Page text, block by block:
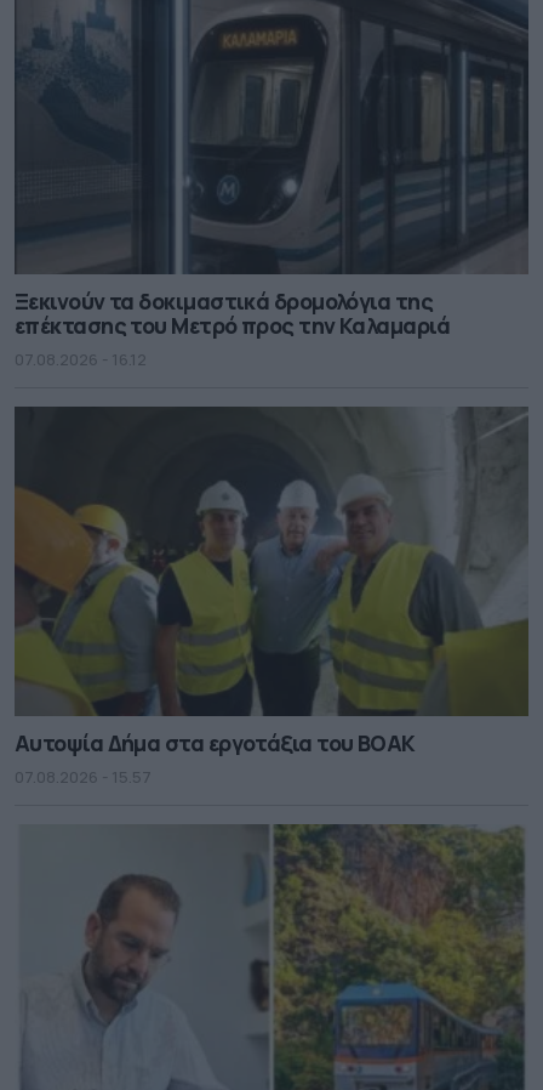
Ξεκινούν τα δοκιμαστικά δρομολόγια της
επέκτασης του Μετρό προς την Καλαμαριά
07.08.2026 - 16.12
Αυτοψία Δήμα στα εργοτάξια του ΒΟΑΚ
07.08.2026 - 15.57